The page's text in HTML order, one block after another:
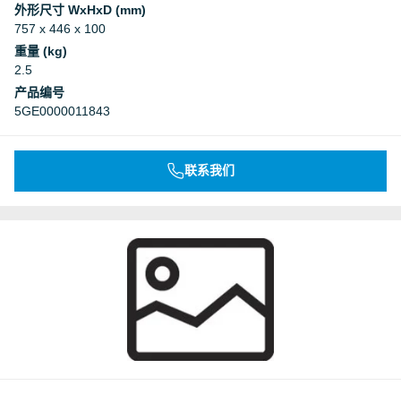
外形尺寸 WxHxD (mm)
757 x 446 x 100
重量 (kg)
2.5
产品编号
5GE0000011843
联系我们